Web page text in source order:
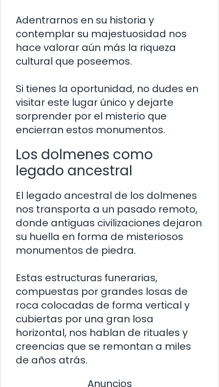
Adentrarnos en su historia y
contemplar su majestuosidad nos
hace valorar aún más la riqueza
cultural que poseemos.
Si tienes la oportunidad, no dudes en
visitar este lugar único y dejarte
sorprender por el misterio que
encierran estos monumentos.
Los dolmenes como
legado ancestral
El legado ancestral de los dolmenes
nos transporta a un pasado remoto,
donde antiguas civilizaciones dejaron
su huella en forma de misteriosos
monumentos de piedra.
Estas estructuras funerarias,
compuestas por grandes losas de
roca colocadas de forma vertical y
cubiertas por una gran losa
horizontal, nos hablan de rituales y
creencias que se remontan a miles
de años atrás.
Anuncios